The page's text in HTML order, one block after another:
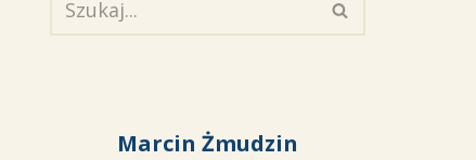
Marcin Żmudzin